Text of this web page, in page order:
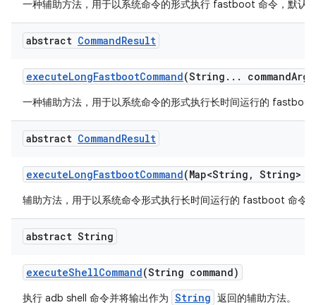
一种辅助方法，用于以系统命令的形式执行 fastboot 命令，默认
abstract CommandResult
executeLongFastbootCommand(String . . . command
一种辅助方法，用于以系统命令的形式执行长时间运行的
abstract CommandResult
executeLongFastbootCommand(Map<String , String>
辅助方法，用于以系统命令形式执行长时间运行的 fastboot 命令
abstract String
executeShellCommand(String command)
执行 adb shell 命令并将输出作为 String 返回的辅助方法。